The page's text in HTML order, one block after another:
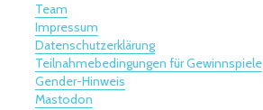
Team
Impressum
Datenschutzerklärung
Teilnahmebedingungen für Gewinnspiele
Gender-Hinweis
Mastodon